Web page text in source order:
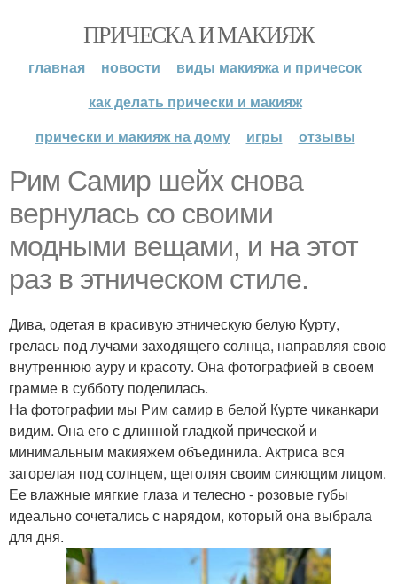
ПРИЧЕСКА И МАКИЯЖ
главная новости
виды макияжа и причесок
как делать прически и макияж
прически и макияж на дому
игры отзывы
Рим Самир шейх снова
вернулась со своими
модными вещами, и на этот
раз в этническом стиле.
Дива, одетая в красивую этническую белую Курту,
грелась под лучами заходящего солнца, направляя свою
внутреннюю ауру и красоту. Она фотографией в своем
грамме в субботу поделилась.
На фотографии мы Рим самир в белой Курте чиканкари
видим. Она его с длинной гладкой прической и
минимальным макияжем объединила. Актриса вся
загорелая под солнцем, щеголяя своим сияющим лицом.
Ее влажные мягкие глаза и телесно - розовые губы
идеально сочетались с нарядом, который она выбрала
для дня.